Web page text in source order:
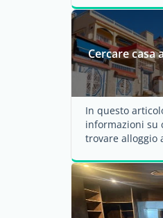
case sono
...
Cercare casa
In questo
informazioni su
trovare alloggio
sui ...